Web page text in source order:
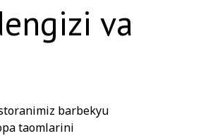
va
barbekyu
taomlarini